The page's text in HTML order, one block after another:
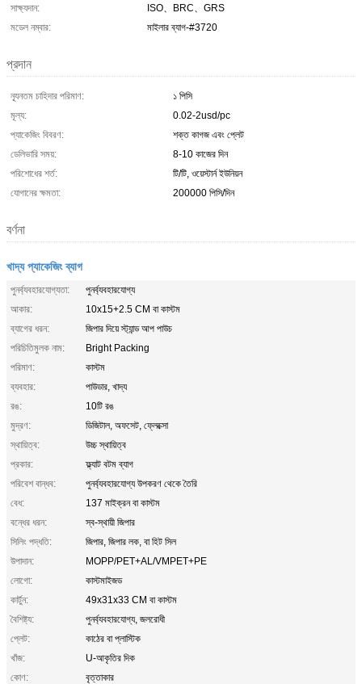
সাক্ষ্যদান:
ISO、BRC、GRS
মডেল নম্বার:
মাইলার ব্যাগ-#3720
প্রদান
ন্যূনতম চাহিদার পরিমাণ:
১ পিসি
মূল্য:
0.02-2usd/pc
প্যাকেজিং বিবরণ:
শক্ত কাগজ এবং প্লেট
ডেলিভারি সময়:
8-10 কাজের দিন
পরিশোধের শর্ত:
টি/টি, ওয়েস্টার্ন ইউনিয়ন
যোগানের ক্ষমতা:
200000 পিসি/দিন
বর্ণনা
খাদ্য প্যাকেজিং ব্যাগ
পুনর্ব্যবহারযোগ্যতা:
পুনর্ব্যবহারযোগ্য
আকার:
10x15+2.5 CM বা কাস্টম
ব্যাগের ধরন:
জিপার দিয়ে স্ট্যান্ড আপ পাউচ
পরিচিতিমুলক নাম:
Bright Packing
পরিমাণ:
কাস্টম
ব্যবহার:
পাউডার, খাদ্য
রঙ:
10টি রঙ
মুদ্রণ:
ডিজিটাল, অফসেট, ফ্লেক্সো
স্থায়িত্ব:
উচ্চ স্থায়িত্ব
প্রকার:
ফ্ল্যাট বটম ব্যাগ
পরিবেশ বান্ধব:
পুনর্ব্যবহারযোগ্য উপকরণ থেকে তৈরি
বেধ:
137 মাইক্রন বা কাস্টম
বন্ধের ধরন:
স্ব-স্থায়ী জিপার
সিলিং পদ্ধতি:
জিপার, জিপার লক, বা হিট সিল
উপাদান:
MOPP/PET+AL/VMPET+PE
লোগো:
কাস্টমাইজড
কার্টুন:
49x31x33 CM বা কাস্টম
বৈশিষ্ট্য:
পুনর্ব্যবহারযোগ্য, জলরোধী
প্লেট:
কাঠের বা প্লাস্টিক
খাঁজ:
U-আকৃতির দিক
কোণ:
বৃত্তাকার